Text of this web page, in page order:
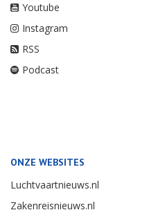
Youtube
Instagram
RSS
Podcast
ONZE WEBSITES
Luchtvaartnieuws.nl
Zakenreisnieuws.nl